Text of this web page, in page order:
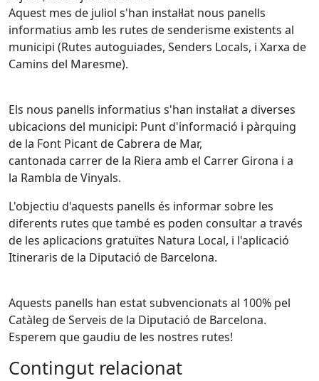
Aquest mes de juliol s'han instal·lat nous panells
informatius amb les rutes de senderisme existents al
municipi (Rutes autoguiades, Senders Locals, i Xarxa de
Camins del Maresme).
Els nous panells informatius s'han instal·lat a diverses
ubicacions del municipi: Punt d'informació i pàrquing
de la Font Picant de Cabrera de Mar,
cantonada carrer de la Riera amb el Carrer Girona i a
la Rambla de Vinyals.
L'objectiu d'aquests panells és informar sobre les
diferents rutes que també es poden consultar a través
de les aplicacions gratuïtes Natura Local, i l'aplicació
Itineraris de la Diputació de Barcelona.
Aquests panells han estat subvencionats al 100% pel
Catàleg de Serveis de la Diputació de Barcelona.
Esperem que gaudiu de les nostres rutes!
Contingut relacionat